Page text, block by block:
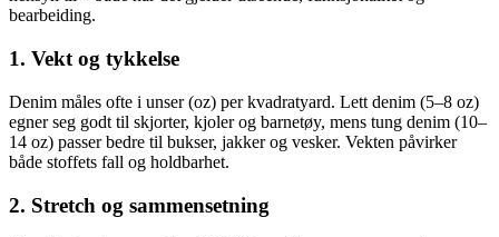
bearbeiding.
1. Vekt og tykkelse
Denim måles ofte i unser (oz) per kvadratyard. Lett denim (5–8 oz)
egner seg godt til skjorter, kjoler og barnetøy, mens tung denim (10–
14 oz) passer bedre til bukser, jakker og vesker. Vekten påvirker
både stoffets fall og holdbarhet.
2. Stretch og sammensetning